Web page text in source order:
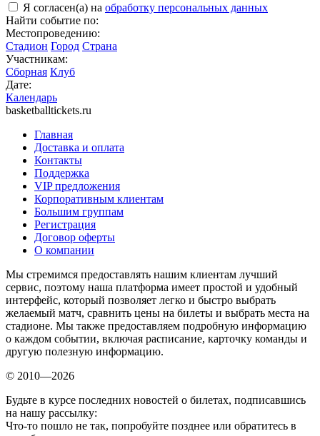
Я согласен(а) на обработку персональных данных
Найти событие по:
Местопроведению:
Стадион Город Страна
Участникам:
Сборная Клуб
Дате:
Календарь
basketballtickets.ru
Главная
Доставка и оплата
Контакты
Поддержка
VIP предложения
Корпоративным клиентам
Большим группам
Регистрация
Договор оферты
О компании
Мы стремимся предоставлять нашим клиентам лучший
сервис, поэтому наша платформа имеет простой и удобный
интерфейс, который позволяет легко и быстро выбрать
желаемый матч, сравнить цены на билеты и выбрать места на
стадионе. Мы также предоставляем подробную информацию
о каждом событии, включая расписание, карточку команды и
другую полезную информацию.
© 2010—2026
Будьте в курсе последних новостей о билетах, подписавшись
на нашу рассылку:
Что-то пошло не так, попробуйте позднее или обратитесь в